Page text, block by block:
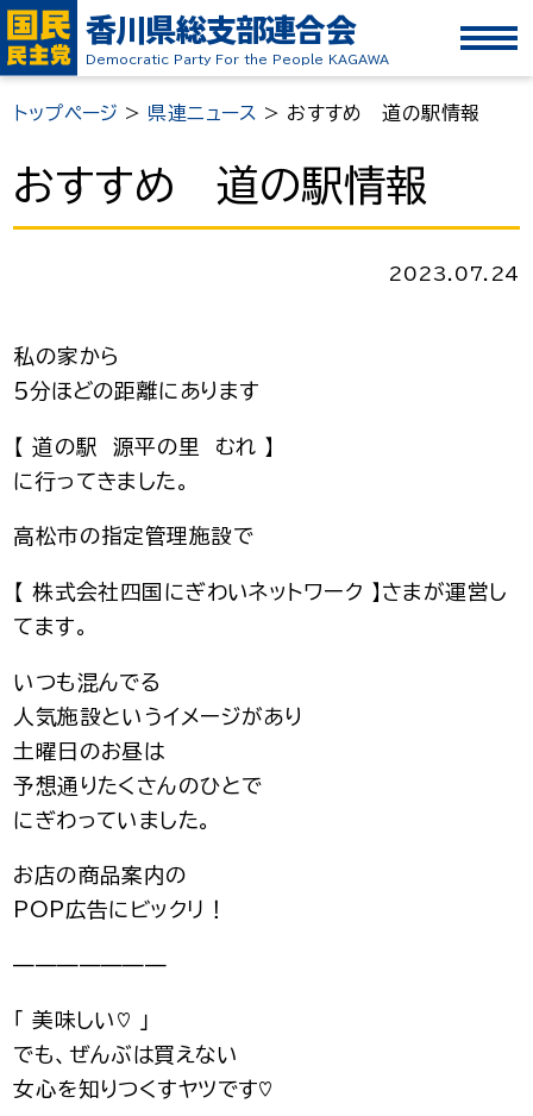
香川県総支部連合会
Democratic Party For the People KAGAWA
トップページ > 県連ニュース > おすすめ 道の駅情報
おすすめ 道の駅情報
2023.07.24
私の家から
５分ほどの距離にあります
【 道の駅 源平の里 むれ 】
に行ってきました。
高松市の指定管理施設で
【 株式会社四国にぎわいネットワーク 】さまが運営し
てます。
いつも混んでる
人気施設というイメージがあり
土曜日のお昼は
予想通りたくさんのひとで
にぎわっていました。
お店の商品案内の
POP広告にビックリ！
———————
「 美味しい♡ 」
でも、ぜんぶは買えない
女心を知りつくすヤツです♡